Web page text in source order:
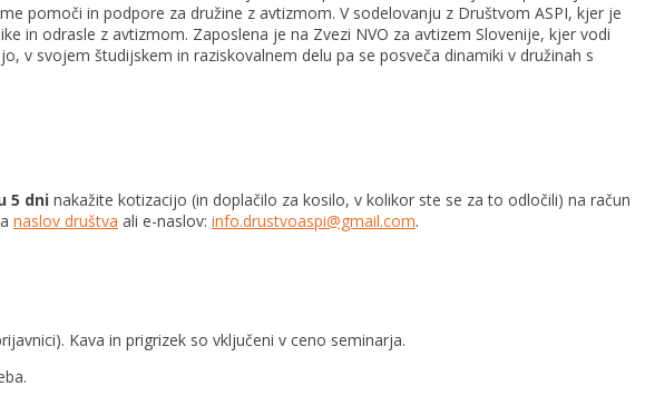
pomoči in podpore za družine z avtizmom. V sodelovanju z Društvom ASPI, kjer je
in odrasle z avtizmom. Zaposlena je na Zvezi NVO za avtizem Slovenije, kjer vodi
v svojem študijskem in raziskovalnem delu pa se posveča dinamiki v družinah s
5 dni nakažite kotizacijo (in doplačilo za kosilo, v kolikor ste se za to odločili) na račun
naslov društva ali e-naslov: info.drustvoaspi@gmail.com.
Kava in prigrizek so vključeni v ceno seminarja.